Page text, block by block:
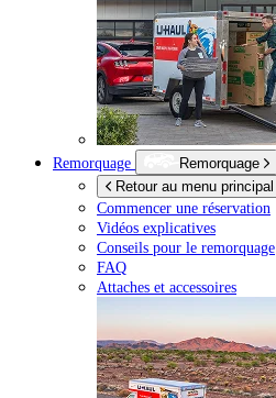
Remorquage
Remorquage
Retour au menu principal
Commencer une réservation
Vidéos explicatives
Conseils pour le remorquage
FAQ
Attaches et accessoires